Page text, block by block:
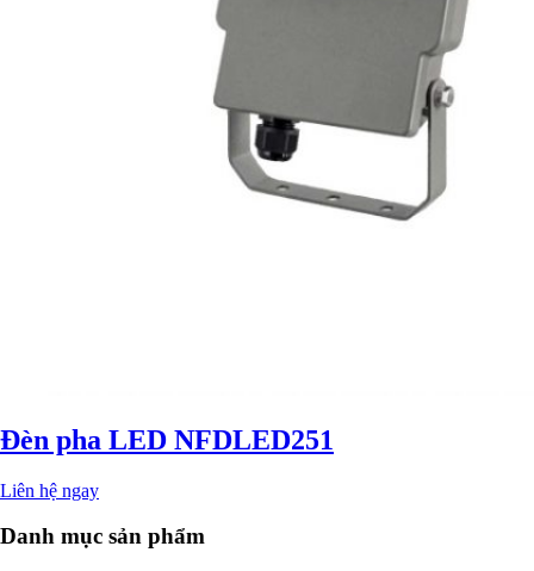
Đèn pha LED NFDLED251
Liên hệ ngay
Danh mục sản phẩm